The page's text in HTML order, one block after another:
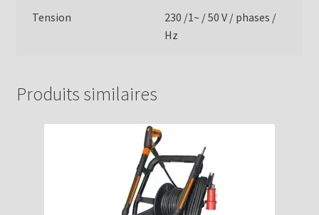
Tension
230 /1~ / 50 V / phases /
Hz
Produits similaires